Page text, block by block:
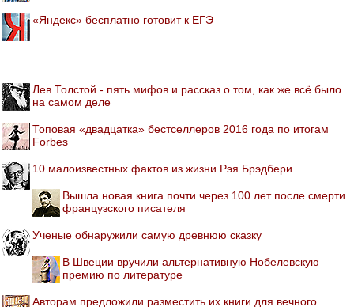
«Яндекс» бесплатно готовит к ЕГЭ
Лев Толстой - пять мифов и рассказ о том, как же всё было
на самом деле
Топовая «двадцатка» бестселлеров 2016 года по итогам
Forbes
10 малоизвестных фактов из жизни Рэя Брэдбери
Вышла новая книга почти через 100 лет после смерти
французского писателя
Ученые обнаружили самую древнюю сказку
В Швеции вручили альтернативную Нобелевскую
премию по литературе
Авторам предложили разместить их книги для вечного